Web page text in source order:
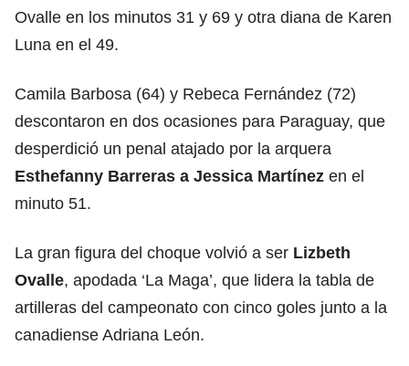
Ovalle en los minutos 31 y 69 y otra diana de Karen
Luna en el 49.
Camila Barbosa (64) y Rebeca Fernández (72)
descontaron en dos ocasiones para Paraguay, que
desperdició un penal atajado por la arquera
Esthefanny Barreras a Jessica Martínez en el
minuto 51.
La gran figura del choque volvió a ser Lizbeth
Ovalle, apodada ‘La Maga’, que lidera la tabla de
artilleras del campeonato con cinco goles junto a la
canadiense Adriana León.